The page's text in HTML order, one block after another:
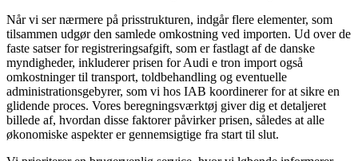
Når vi ser nærmere på prisstrukturen, indgår flere elementer, som
tilsammen udgør den samlede omkostning ved importen. Ud over de
faste satser for registreringsafgift, som er fastlagt af de danske
myndigheder, inkluderer prisen for Audi e tron import også
omkostninger til transport, toldbehandling og eventuelle
administrationsgebyrer, som vi hos IAB koordinerer for at sikre en
glidende proces. Vores beregningsværktøj giver dig et detaljeret
billede af, hvordan disse faktorer påvirker prisen, således at alle
økonomiske aspekter er gennemsigtige fra start til slut.